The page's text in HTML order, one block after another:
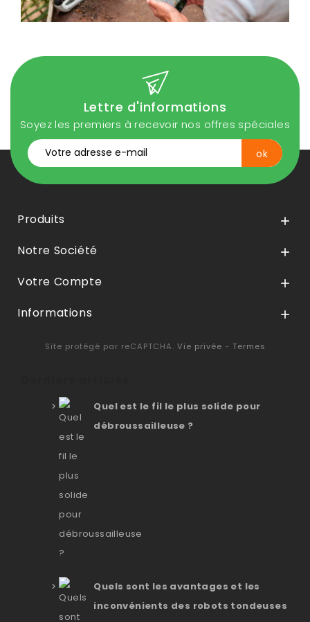
Lettre d'informations
Soyez les premiers à recevoir nos offres spéciales
Produits 
Notre Société 
Votre Compte 
Informations 
Site protégé par reCAPTCHA. Vie privée - Termes
Quel est le fil le plus solide pour
débroussailleuse ?
Quels sont les avantages et les
inconvénients des robots tondeuses